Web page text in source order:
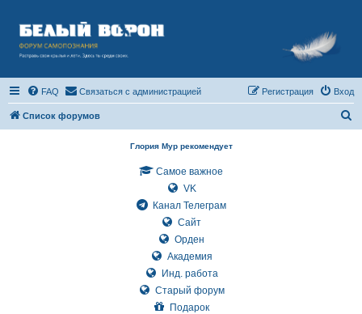
FAQ Связаться с администрацией Вход
Регистрация
Список форумов
Глория Мур рекомендует
Самое важное
VK
Канал Телеграм
Сайт
Орден
Академия
Инд. работа
Старый форум
Подарок